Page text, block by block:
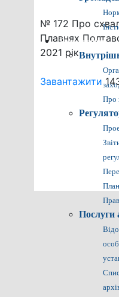
Громадянам
Про
Послуги
№ 172 Про
Плавнях
2021 рік
Завантажити